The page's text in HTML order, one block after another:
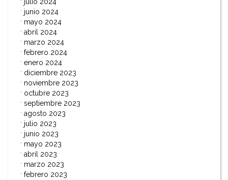
julio 2024
junio 2024
mayo 2024
abril 2024
marzo 2024
febrero 2024
enero 2024
diciembre 2023
noviembre 2023
octubre 2023
septiembre 2023
agosto 2023
julio 2023
junio 2023
mayo 2023
abril 2023
marzo 2023
febrero 2023